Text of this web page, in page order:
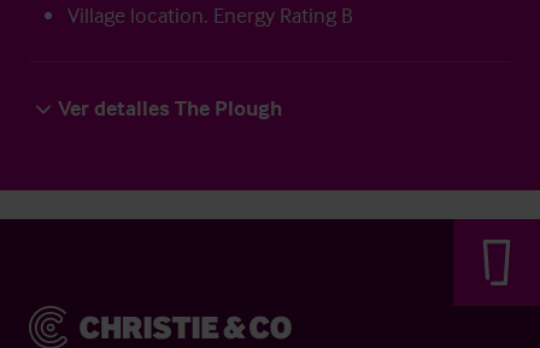
Village location. Energy Rating B
Ver detalles The Plough